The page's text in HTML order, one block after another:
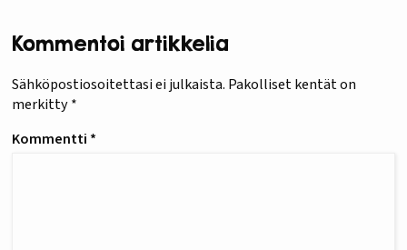
Kommentoi artikkelia
Sähköpostiosoitettasi ei julkaista. Pakolliset kentät on
merkitty*
Kommentti *